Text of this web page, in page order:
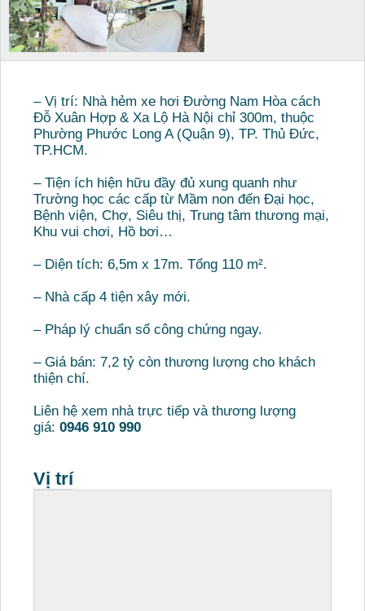
– Vị trí: Nhà hẻm xe hơi Đường Nam Hòa cách
Đỗ Xuân Hợp & Xa Lộ Hà Nội chỉ 300m, thuộc
Phường Phước Long A (Quận 9), TP. Thủ Đức,
TP.HCM.
– Tiện ích hiện hữu đầy đủ xung quanh như
Trường học các cấp từ Mầm non đến Đại học,
Bệnh viện, Chợ, Siêu thị, Trung tâm thương mại,
Khu vui chơi, Hồ bơi…
– Diện tích: 6,5m x 17m. Tổng 110 m².
– Nhà cấp 4 tiện xây mới.
– Pháp lý chuẩn sổ công chứng ngay.
– Giá bán: 7,2 tỷ còn thương lượng cho khách
thiện chí.
Liên hệ xem nhà trực tiếp và thương lượng
giá: 0946 910 990
Vị trí